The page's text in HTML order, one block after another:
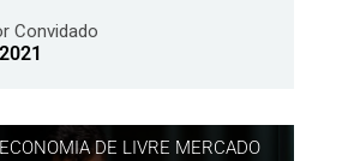
Convidado
ECONOMIA DE LIVRE MERCADO